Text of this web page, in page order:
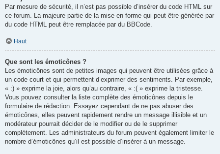
Par mesure de sécurité, il n’est pas possible d’insérer du code HTML sur
ce forum. La majeure partie de la mise en forme qui peut être générée par
du code HTML peut être remplacée par du BBCode.
Haut
Que sont les émoticônes ?
Les émoticônes sont de petites images qui peuvent être utilisées grâce à
un code court et qui permettent d’exprimer des sentiments. Par exemple,
« :) » exprime la joie, alors qu’au contraire, « :( » exprime la tristesse.
Vous pouvez consulter la liste complète des émoticônes depuis le
formulaire de rédaction. Essayez cependant de ne pas abuser des
émoticônes, elles peuvent rapidement rendre un message illisible et un
modérateur pourrait décider de le modifier ou de le supprimer
complètement. Les administrateurs du forum peuvent également limiter le
nombre d’émoticônes qu’il est possible d’insérer à un message.